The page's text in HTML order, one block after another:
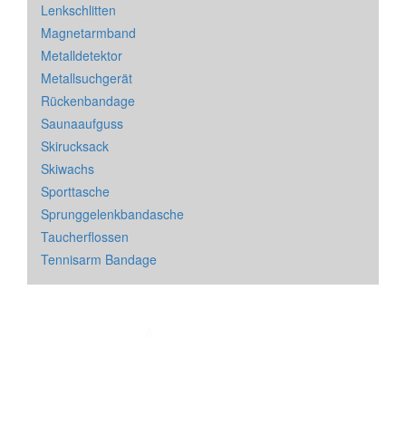
Lenkschlitten
Magnetarmband
Metalldetektor
Metallsuchgerät
Rückenbandage
Saunaaufguss
Skirucksack
Skiwachs
Sporttasche
Sprunggelenkbandasche
Taucherflossen
Tennisarm Bandage